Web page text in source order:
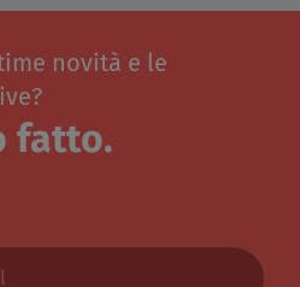
novità e le
fatto.